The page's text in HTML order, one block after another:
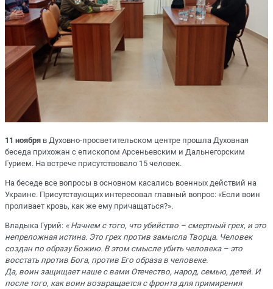
11 ноября в Духовно-просветительском центре прошла Духовная
беседа прихожан с епископом Арсеньевским и Дальнегорским
Гурием. На встрече присутствовало 15 человек.
На беседе все вопросы в основном касались военных действий на
Украине. Присутствующих интересовал главный вопрос: «Если воин
проливает кровь, как же ему причащаться?».
Владыка Гурий: « Начнем с того, что убийство – смертный грех, и это
непреложная истина. Это грех против замысла Творца. Человек
создан по образу Божию. В этом смысле убить человека – это
восстать против Бога, против Его образа в человеке.
Да, воин защищает наше с вами Отечество, народ, семью, детей. И
после того, как воин возвращается с фронта для примирения